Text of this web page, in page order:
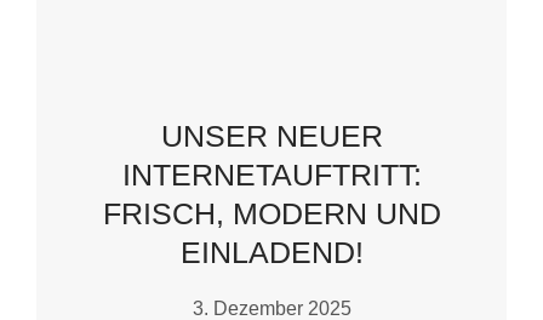
UNSER NEUER
INTERNETAUFTRITT:
FRISCH, MODERN UND
EINLADEND!
3. Dezember 2025